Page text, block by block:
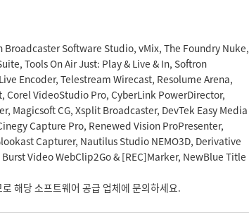
Software Studio, vMix, The Foundry Nuke,
Tools On Air Just: Play & Live & In, Softron
Encoder, Telestream Wirecast, Resolume Arena,
Corel VideoStudio Pro, CyberLink PowerDirector,
Magicsoft CG, Xsplit Broadcaster, DevTek Easy Media
Capture Pro, Renewed Vision ProPresenter,
Capturer, Nautilus Studio NEMO3D, Derivative
Video WebClip2Go & [REC]Marker, NewBlue Title
해당 소프트웨어 공급 업체에 문의하세요.